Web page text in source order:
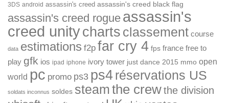
3DS android assassin's creed assassin's creed black flag
assassin's creed rogue assassin's
creed unitycharts classement course
data estimations f2p far cry 4 fps france free to
play gfk ios ipad iphone ivory tower just dance 2015 mmo open
world pc promo ps3 ps4réservations US
soldats inconnus soldes steamthe crewthe division